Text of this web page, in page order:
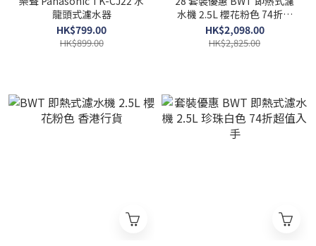
龍頭式濾水器
HK$799.00
HK$899.00
水機 2.5L 櫻花粉色 74折超
值入手
HK$2,098.00
HK$2,825.00